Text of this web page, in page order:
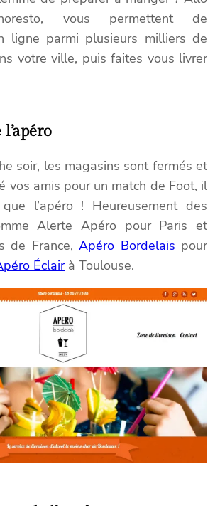
vous permettent de
ligne parmi plusieurs milliers de
votre ville, puis faites vous livrer
soir, les magasins sont fermés et
vos amis pour un match de Foot, il
l’apéro ! Heureusement des
Alerte Apéro pour Paris et
de France, Apéro Bordelais pour
Éclairà Toulouse.